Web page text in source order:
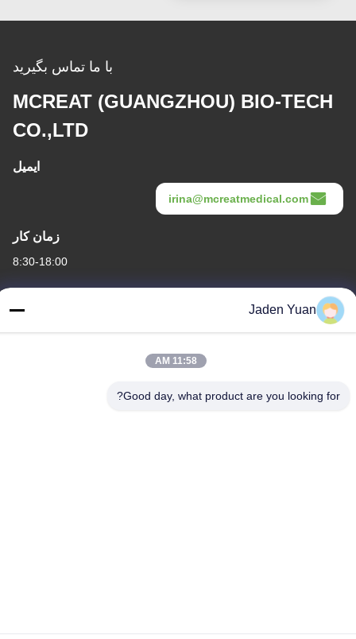
با ما تماس بگیرید
MCREAT (GUANGZHOU) BIO-TECH
CO.,LTD
ایمیل
irina@mcreatmedical.com
زمان کار
8:30-18:00
آدرس
منطقه Panyu، گوانگژو، گوانگدونگ چین
تلفن
Jaden Yuan
11:58 AM
Good day, what product are you looking for?